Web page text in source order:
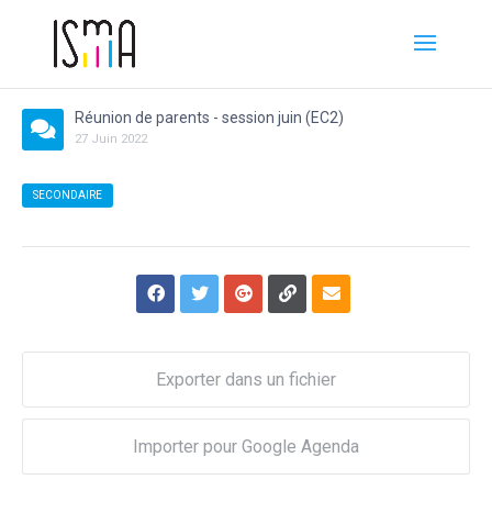
Réunion de parents - session juin (EC2)
27 Juin 2022
SECONDAIRE
Exporter dans un fichier
Importer pour Google Agenda